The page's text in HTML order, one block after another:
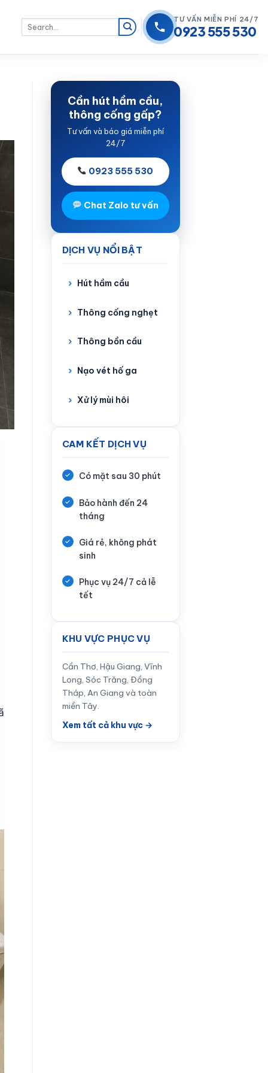
TƯ VẤN MIỄN PHÍ 24/7
0923 555 530
Cần hút hầm cầu,
thông cống gấp?
Tư vấn và báo giá miễn phí
24/7
0923 555 530
Chat Zalo tư vấn
DỊCH VỤ NỔI BẬT
Hút hầm cầu
Thông cống nghẹt
Thông bồn cầu
Nạo vét hố ga
Xử lý mùi hôi
CAM KẾT DỊCH VỤ
Có mặt sau 30 phút
Bảo hành đến 24
tháng
Giá rẻ, không phát
sinh
Phục vụ 24/7 cả lễ
tết
KHU VỰC PHỤC VỤ
Cần Thơ, Hậu Giang, Vĩnh
Long, Sóc Trăng, Đồng
Tháp, An Giang và toàn
miền Tây.
Xem tất cả khu vực →